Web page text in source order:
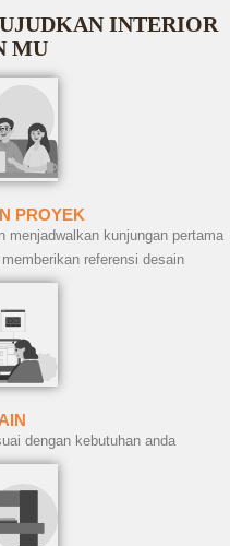
INTERIOR
MU
PROYEK
menjadwalkan kunjungan pertama
referensi desain
dengan kebutuhan anda